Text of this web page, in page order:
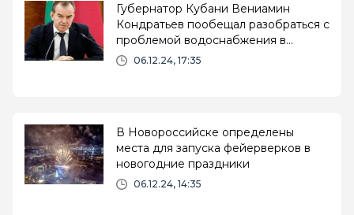
Губернатор Кубани Вениамин
Кондратьев пообещал разобраться с
проблемой водоснабжения в
Новороссийске
06.12.24, 17:35
В Новороссийске определены
места для запуска фейерверков в
новогодние праздники
06.12.24, 14:35